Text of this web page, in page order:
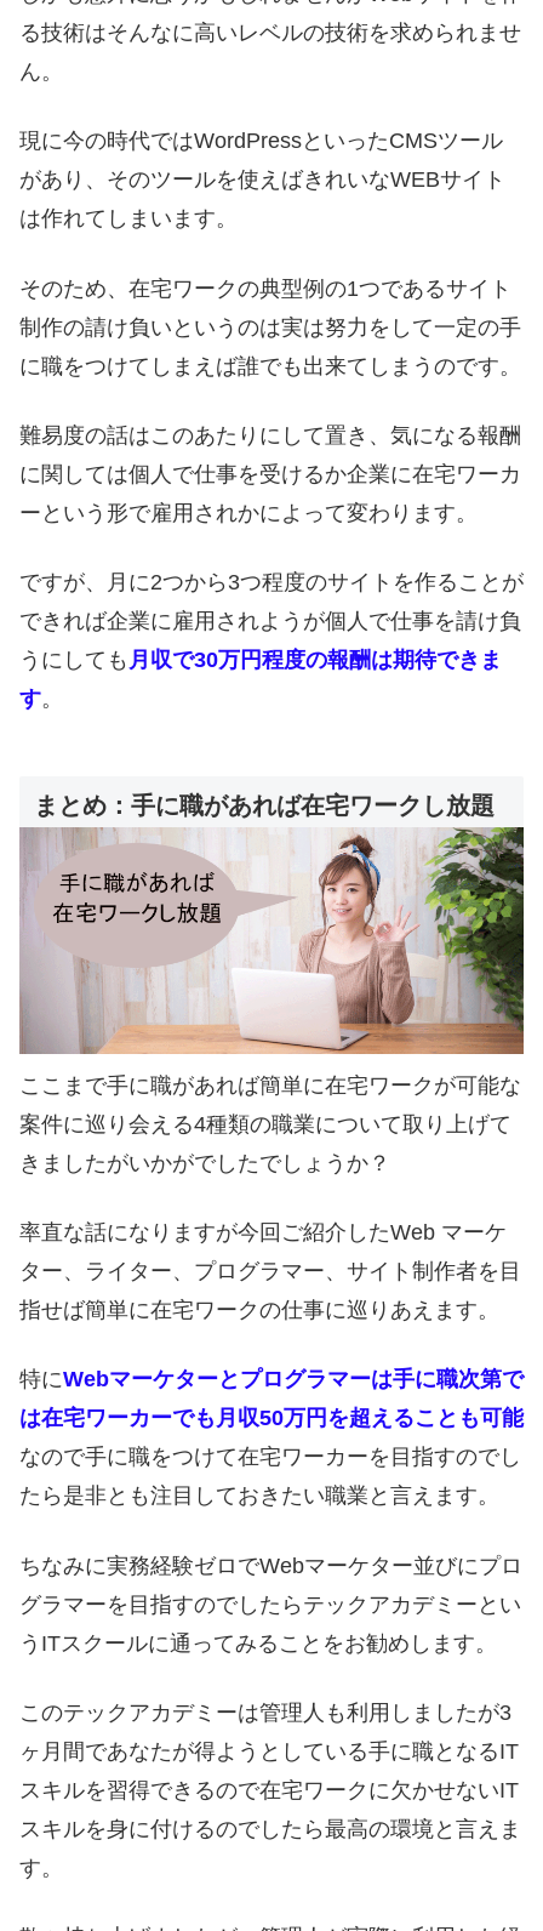
る技術はそんなに高いレベルの技術を求められませ
ん。
現に今の時代ではWordPressといったCMSツール
があり、そのツールを使えばきれいなWEBサイト
は作れてしまいます。
そのため、在宅ワークの典型例の1つであるサイト
制作の請け負いというのは実は努力をして一定の手
に職をつけてしまえば誰でも出来てしまうのです。
難易度の話はこのあたりにして置き、気になる報酬
に関しては個人で仕事を受けるか企業に在宅ワーカ
ーという形で雇用されかによって変わります。
ですが、月に2つから3つ程度のサイトを作ることが
できれば企業に雇用されようが個人で仕事を請け負
うにしても 月収で30万円程度の報酬は期待できま
す。
まとめ：手に職があれば在宅ワークし放題
ここまで手に職があれば簡単に在宅ワークが可能な
案件に巡り会える4種類の職業について取り上げて
きましたがいかがでしたでしょうか？
率直な話になりますが今回ご紹介したWeb マーケ
ター、ライター、プログラマー、サイト制作者を目
指せば簡単に在宅ワークの仕事に巡りあえます。
特にWebマーケターとプログラマーは手に職次第で
は在宅ワーカーでも月収50万円を超えることも可能
なので手に職をつけて在宅ワーカーを目指すのでし
たら是非とも注目しておきたい職業と言えます。
ちなみに実務経験ゼロでWebマーケター並びにプロ
グラマーを目指すのでしたらテックアカデミーとい
うITスクールに通ってみることをお勧めします。
このテックアカデミーは管理人も利用しましたが3
ヶ月間であなたが得ようとしている手に職となるIT
スキルを習得できるので在宅ワークに欠かせないIT
スキルを身に付けるのでしたら最高の環境と言えま
す。